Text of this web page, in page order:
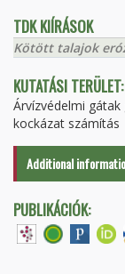
TDK KIÍRÁSOK
Kötött talajok
KUTATÁSI TERÜLET:
Árvízvédelmi
kockázat számítás
Additional
PUBLIKÁCIÓK: